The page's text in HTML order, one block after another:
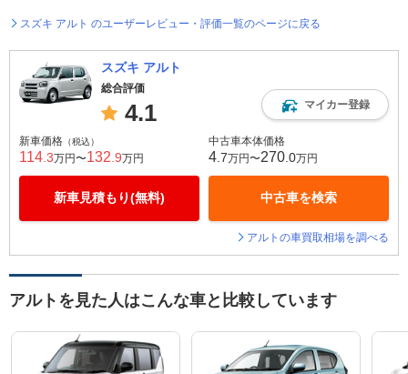
スズキ アルト のユーザーレビュー・評価一覧のページに戻る
スズキ アルト
総合評価
4.1 マイカー登録
新車価格 （税込）
114 .3万円〜132 .9万円
新車見積もり(無料)
中古車本体価格
4 .7万円〜270 .0万円
中古車を検索
アルトの車買取相場を調べる
アルトを見た人はこんな車と比較しています